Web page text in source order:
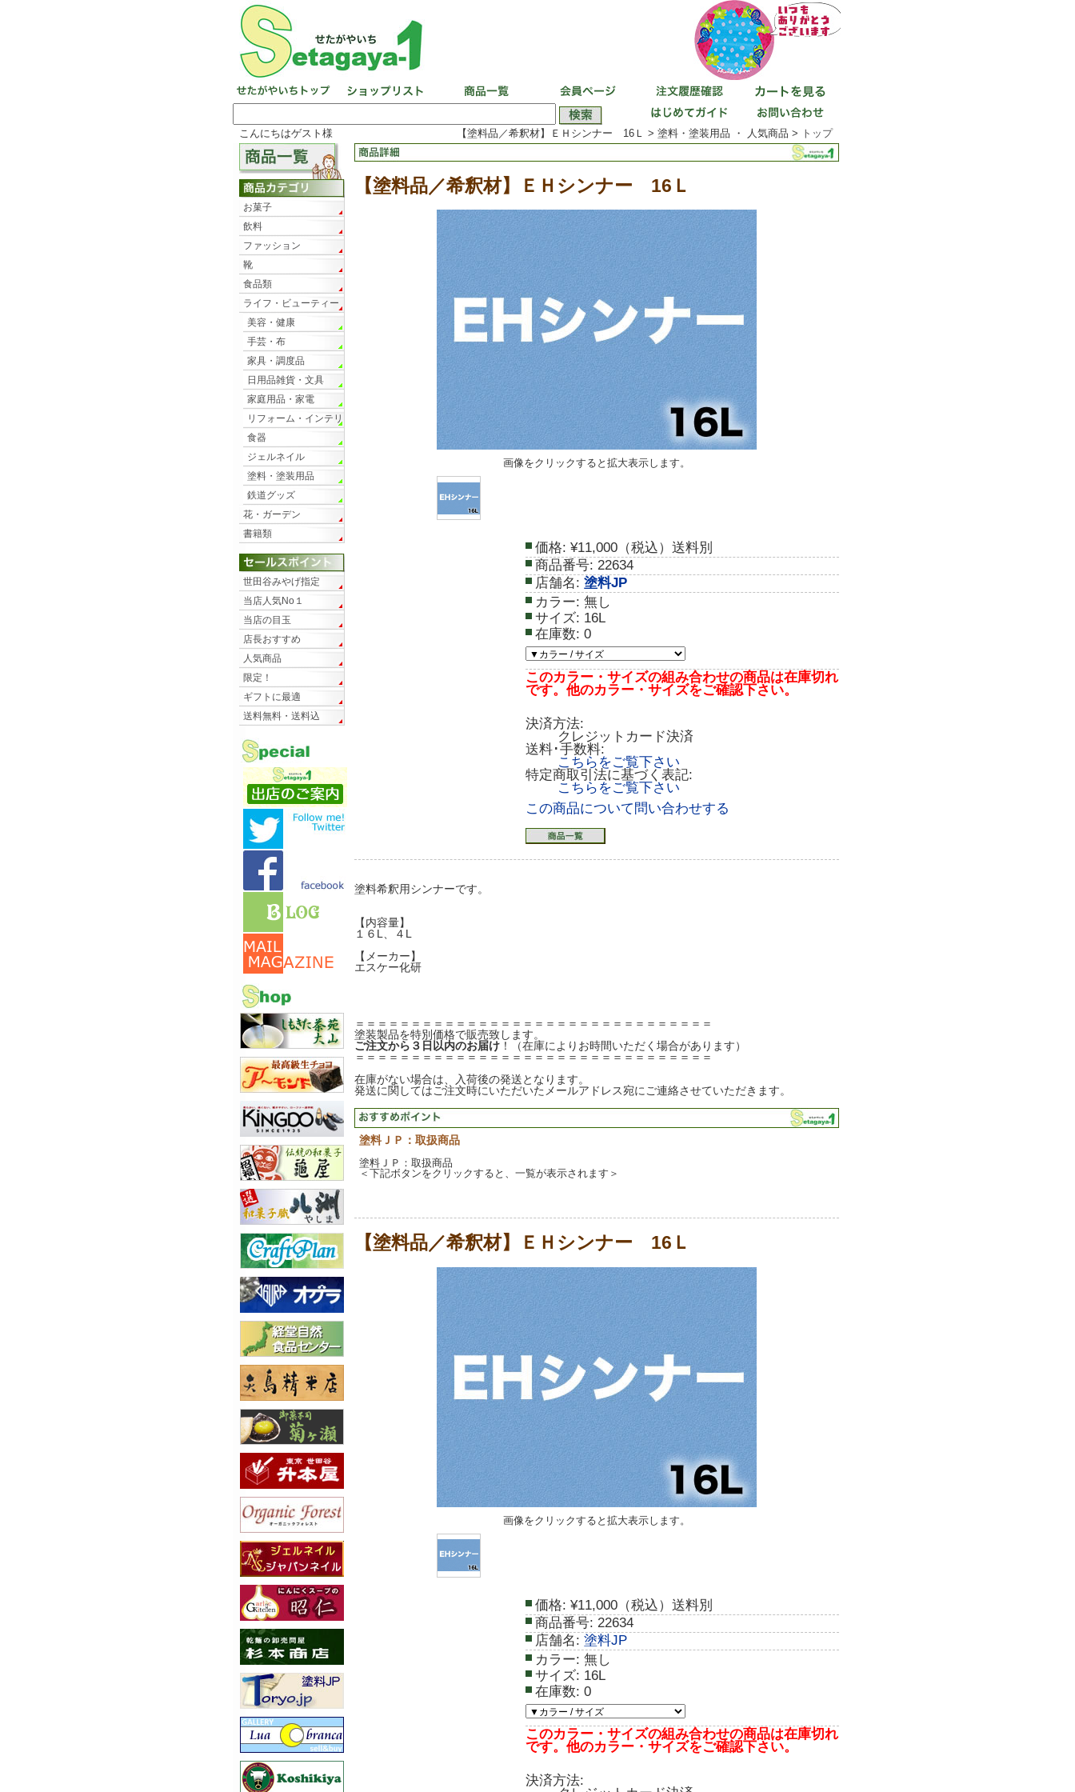
こんにちはゲスト様 【塗料品／希釈材】ＥＨシンナー 16Ｌ > 塗料・塗装用品 ・ 人気商品 > トップ
【塗料品／希釈材】ＥＨシンナー 16Ｌ
画像をクリックすると拡大表示します。
価格: ¥11,000（税込）送料別
商品番号: 22634
店舗名: 塗料JP
カラー: 無し
サイズ: 16L
在庫数: 0
このカラー・サイズの組み合わせの商品は在庫切れ
です。他のカラー・サイズをご確認下さい。
決済方法:
クレジットカード決済
送料･手数料:
こちらをご覧下さい
特定商取引法に基づく表記:
こちらをご覧下さい
この商品について問い合わせする
塗料希釈用シンナーです。
【内容量】
１６L、４L
【メーカー】
エスケー化研
＝＝＝＝＝＝＝＝＝＝＝＝＝＝＝＝＝＝＝＝＝＝＝＝＝＝＝＝＝＝＝＝
塗装製品を特別価格で販売致します。
ご注文から３日以内のお届け！（在庫によりお時間いただく場合があります）
＝＝＝＝＝＝＝＝＝＝＝＝＝＝＝＝＝＝＝＝＝＝＝＝＝＝＝＝＝＝＝＝
在庫がない場合は、入荷後の発送となります。
発送に関してはご注文時にいただいたメールアドレス宛にご連絡させていただきます。
塗料ＪＰ：取扱商品
塗料ＪＰ：取扱商品
＜下記ボタンをクリックすると、一覧が表示されます＞
【塗料品／希釈材】ＥＨシンナー 16Ｌ
画像をクリックすると拡大表示します。
価格: ¥11,000（税込）送料別
商品番号: 22634
店舗名: 塗料JP
カラー: 無し
サイズ: 16L
在庫数: 0
このカラー・サイズの組み合わせの商品は在庫切れ
です。他のカラー・サイズをご確認下さい。
決済方法:
お菓子
飲料
ファッション
靴
食品類
ライフ・ビューティー
美容・健康
手芸・布
家具・調度品
日用品雑貨・文具
家庭用品・家電
リフォーム・インテリ
ア
食器
ジェルネイル
塗料・塗装用品
鉄道グッズ
花・ガーデン
書籍類
世田谷みやげ指定
当店人気No１
当店の目玉
店長おすすめ
人気商品
限定！
ギフトに最適
送料無料・送料込